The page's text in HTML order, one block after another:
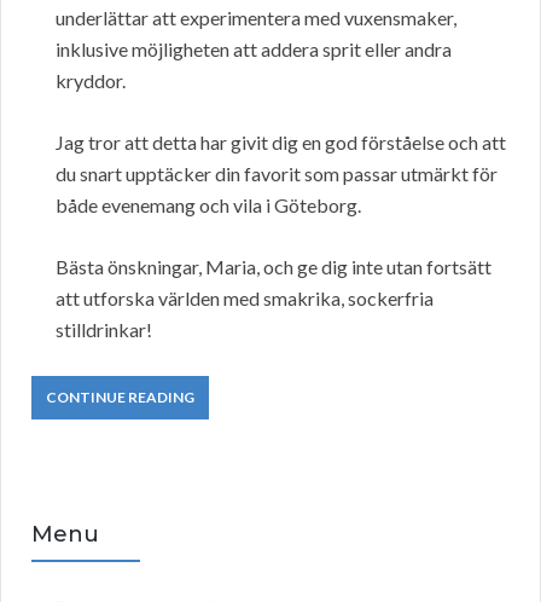
underlättar att experimentera med vuxensmaker,
inklusive möjligheten att addera sprit eller andra
kryddor.
Jag tror att detta har givit dig en god förståelse och att
du snart upptäcker din favorit som passar utmärkt för
både evenemang och vila i Göteborg.
Bästa önskningar, Maria, och ge dig inte utan fortsätt
att utforska världen med smakrika, sockerfria
stilldrinkar!
CONTINUE READING
Menu